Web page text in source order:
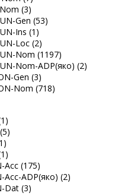
(3)
Gen (53)
Ins (1)
Loc (2)
Nom (1197)
Nom-ADP(яко) (2)
Gen (3)
Nom (718)
Acc (175)
Acc-ADP(яко) (2)
Dat (3)